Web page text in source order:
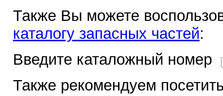
Также Вы можете
каталогу запасных частей:
Введите каталожный номер
Также рекомендуем